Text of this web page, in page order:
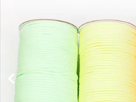
ログイン 新規会員登録
PURPOSE
用途から探す